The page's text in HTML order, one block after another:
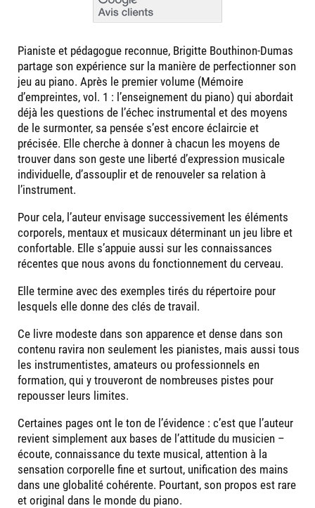
Pianiste et pédagogue reconnue, Brigitte Bouthinon-Dumas
partage son expérience sur la manière de perfectionner son
jeu au piano. Après le premier volume (Mémoire
d’empreintes, vol. 1 : l’enseignement du piano) qui abordait
déjà les questions de l’échec instrumental et des moyens
de le surmonter, sa pensée s’est encore éclaircie et
précisée. Elle cherche à donner à chacun les moyens de
trouver dans son geste une liberté d’expression musicale
individuelle, d’assouplir et de renouveler sa relation à
l’instrument.
Pour cela, l’auteur envisage successivement les éléments
corporels, mentaux et musicaux déterminant un jeu libre et
confortable. Elle s’appuie aussi sur les connaissances
récentes que nous avons du fonctionnement du cerveau.
Elle termine avec des exemples tirés du répertoire pour
lesquels elle donne des clés de travail.
Ce livre modeste dans son apparence et dense dans son
contenu ravira non seulement les pianistes, mais aussi tous
les instrumentistes, amateurs ou professionnels en
formation, qui y trouveront de nombreuses pistes pour
repousser leurs limites.
Certaines pages ont le ton de l’évidence : c’est que l’auteur
revient simplement aux bases de l’attitude du musicien –
écoute, connaissance du texte musical, attention à la
sensation corporelle fine et surtout, unification des mains
dans une globalité cohérente. Pourtant, son propos est rare
et original dans le monde du piano.